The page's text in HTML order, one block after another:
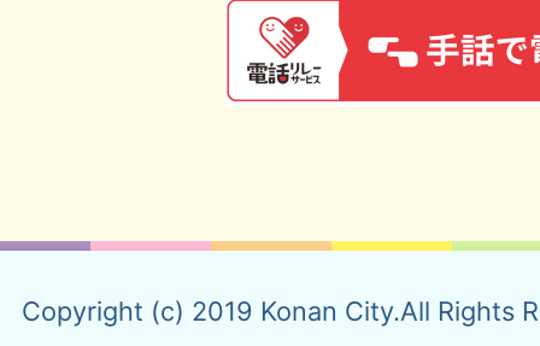
Copyright (c) 2019 Konan City.All Rights